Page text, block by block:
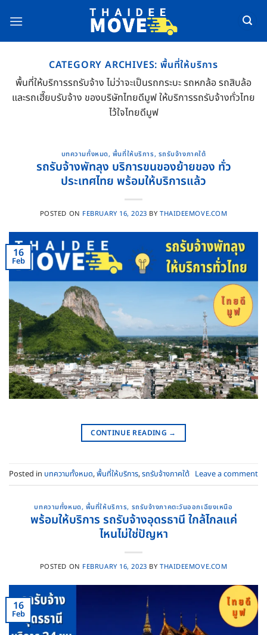
CATEGORY ARCHIVES:พื้นที่ให้บริการ
พื้นที่ให้บริการรถรับจ้าง ไม่ว่าจะเป็นรถกระบะ รถหกล้อ รถสิบล้อ
และรถเฮี๊ยบรับจ้าง ของบริษัทไทยดีมูฟ ให้บริการรถรับจ้างทั่วไทย
ไว้ใจไทยดีมูฟ
บทความทั้งหมด, พื้นที่ให้บริการ, รถรับจ้างภาคใต้
รถรับจ้างพัทลุง บริการขนของย้ายของ ทั่ว
ประเทศไทย พร้อมให้บริการแล้ว
POSTED ON FEBRUARY 16, 2023 BY THAIDEEMOVE.COM
16
Feb
CONTINUE READING →
Posted in บทความทั้งหมด,พื้นที่ให้บริการ,รถรับจ้างภาคใต้ Leave a comment
บทความทั้งหมด, พื้นที่ให้บริการ, รถรับจ้างภาคตะวันออกเฉียงเหนือ
พร้อมให้บริการ รถรับจ้างอุดรธานี ใกล้ไกลแค่
ไหนไม่ใช่ปัญหา
POSTED ON FEBRUARY 16, 2023 BY THAIDEEMOVE.COM
16
Feb